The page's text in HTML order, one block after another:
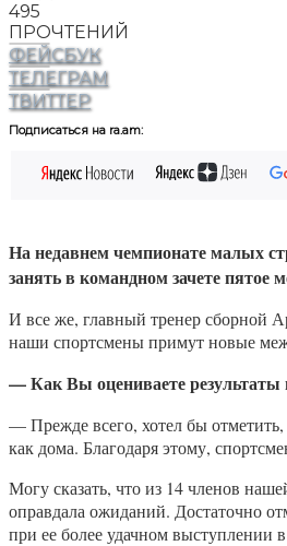
495
ПРОЧТЕНИЙ
ФЕЙСБУК
ТЕЛЕГРАМ
ТВИТТЕР
Подписаться на ra.am:
На недавнем чемпионате малых
занять в командном зачете пятое
И все же, главный тренер сборной
наши спортсмены примут новые
—Как Вы оцениваете
— Прежде всего, хотел бы отметить,
как дома. Благодаря этому,
Могу сказать, что из 14 членов
оправдала ожиданий. Достаточно
при ее более удачном выступлении